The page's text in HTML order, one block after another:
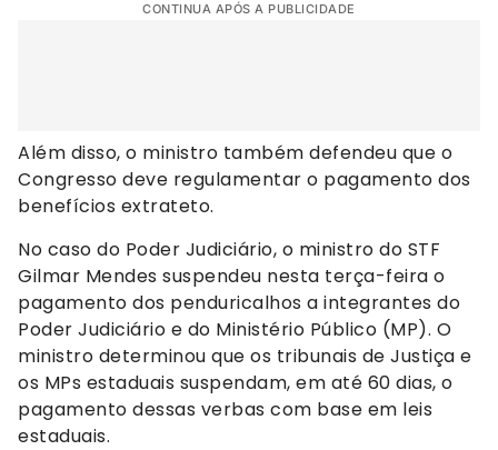
CONTINUA APÓS A PUBLICIDADE
Além disso, o ministro também defendeu que o
Congresso deve regulamentar o pagamento dos
benefícios extrateto.
No caso do Poder Judiciário, o ministro do STF
Gilmar Mendes suspendeu nesta terça-feira o
pagamento dos penduricalhos a integrantes do
Poder Judiciário e do Ministério Público (MP). O
ministro determinou que os tribunais de Justiça e
os MPs estaduais suspendam, em até 60 dias, o
pagamento dessas verbas com base em leis
estaduais.